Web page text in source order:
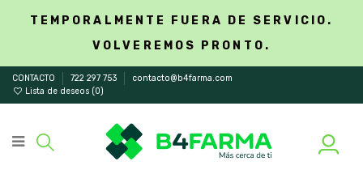
TEMPORALMENTE FUERA DE SERVICIO.
VOLVEREMOS PRONTO.
CONTACTO 722 297 753
contacto@b4farma.com
Lista de deseos (0)